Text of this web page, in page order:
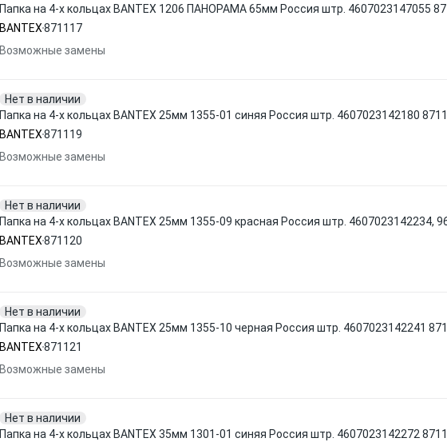
Папка на 4-х кольцах BANTEX 1206 ПАНОРАМА 65мм Россия штр. 4607023147055
BANTEX871117
Возможные замены
Нет в наличии
Папка на 4-х кольцах BANTEX 25мм 1355-01 синяя Россия штр. 4607023142180
BANTEX871119
Возможные замены
Нет в наличии
Папка на 4-х кольцах BANTEX 25мм 1355-09 красная Россия штр. 4607023142234,
BANTEX871120
Возможные замены
Нет в наличии
Папка на 4-х кольцах BANTEX 25мм 1355-10 черная Россия штр. 4607023142241
BANTEX871121
Возможные замены
Нет в наличии
Папка на 4-х кольцах BANTEX 35мм 1301-01 синяя Россия штр. 4607023142272